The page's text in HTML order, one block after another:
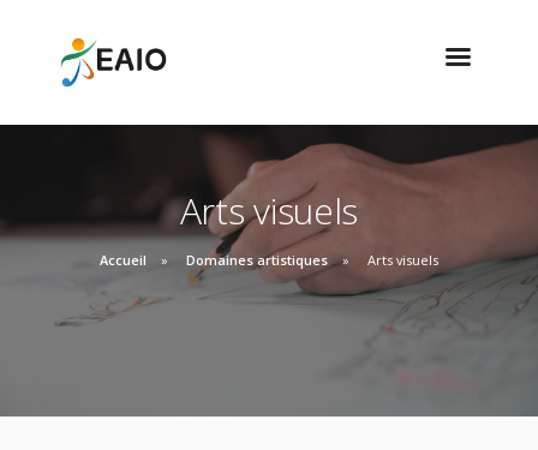
Arts visuels
Accueil Domaines artistiques Arts visuels